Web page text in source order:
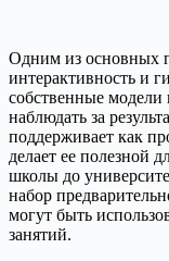
Одним из основных
интерактивность и
собственные модели
наблюдать за
поддерживает как
делает ее полезной
школы до
набор
могут быть
занятий.